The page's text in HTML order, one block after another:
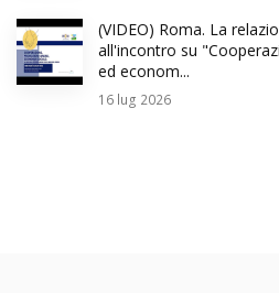
(VIDEO) Roma. La
all'incontro su
ed econom...
16 lug 2026